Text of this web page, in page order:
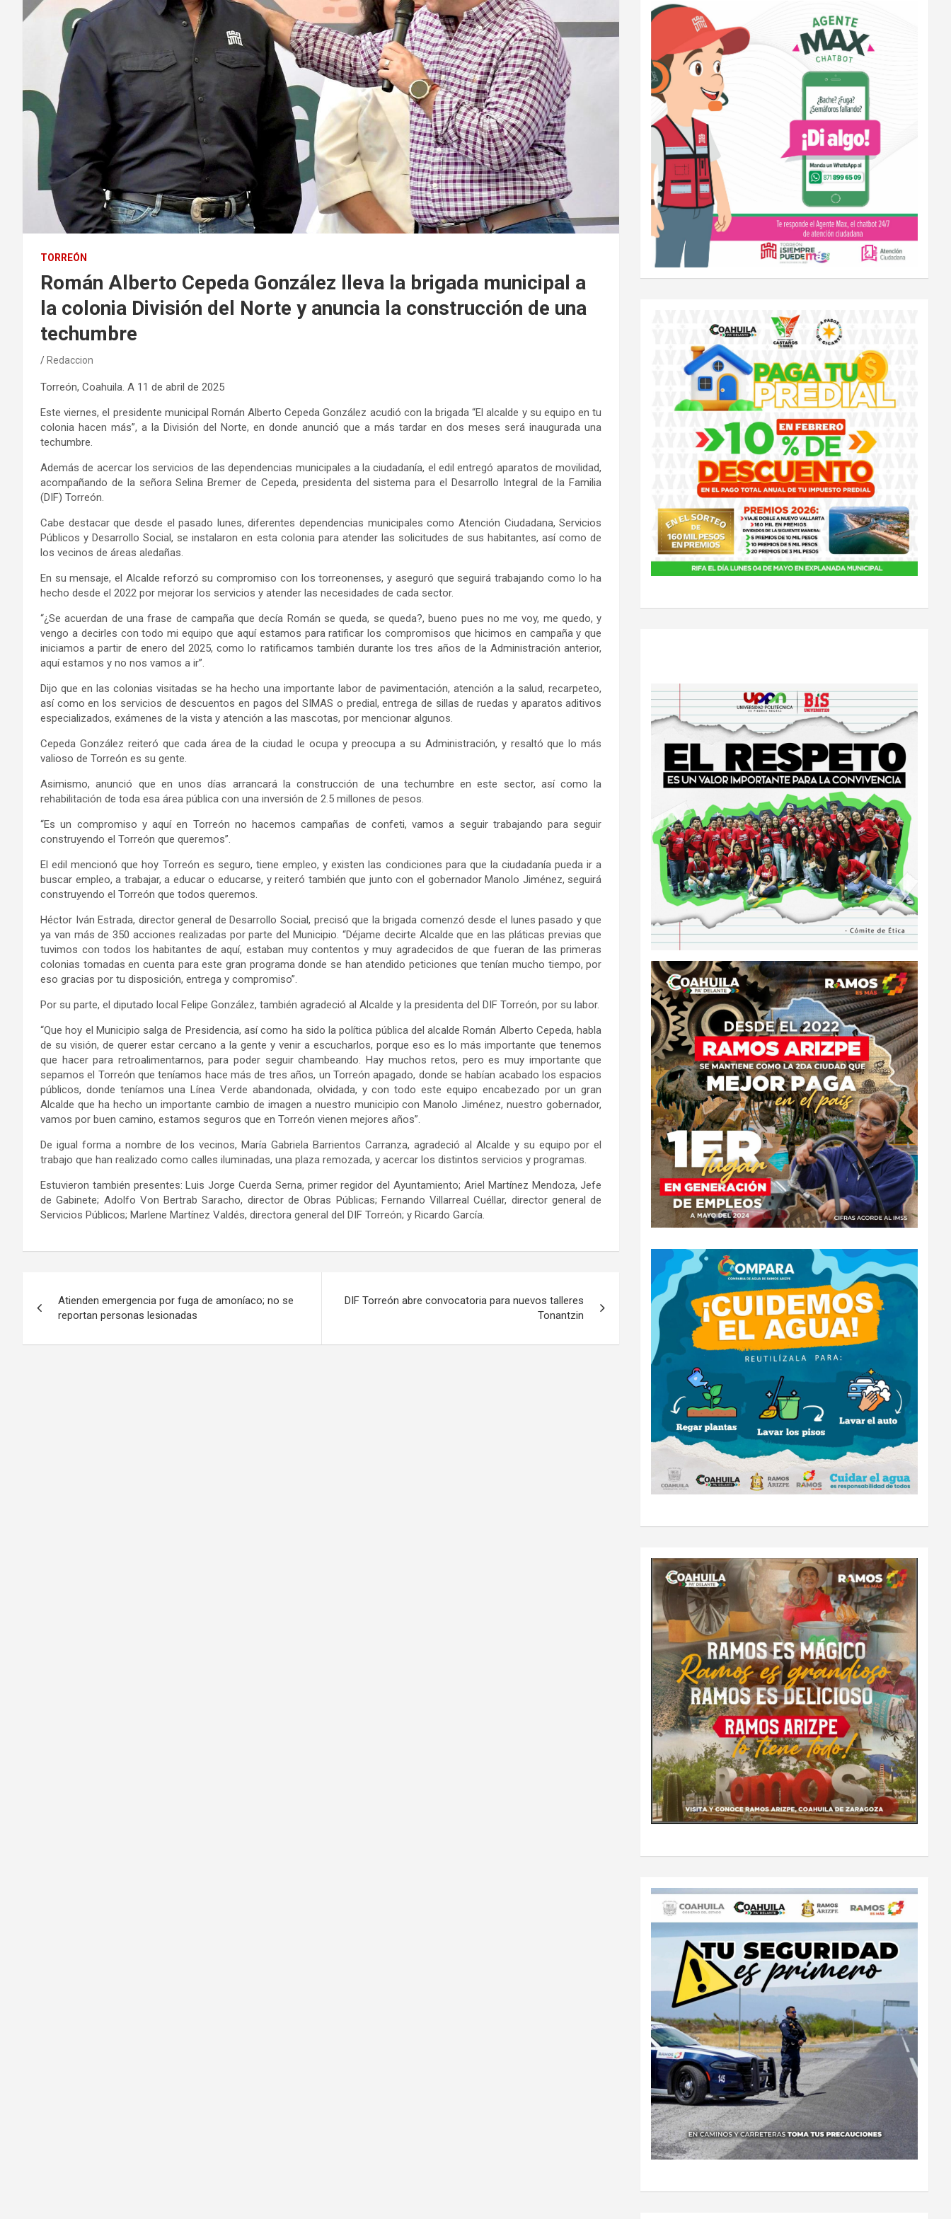
TORREÓN
Román Alberto Cepeda González lleva la brigada municipal a
la colonia División del Norte y anuncia la construcción de una
techumbre
Redaccion
Torreón, Coahuila. A 1 1 de abril de 2025
Este viernes, el presidente municipal Román Alberto Cepeda González acudió con la brigada “El alcalde y su equipo en tu
colonia hacen más”, a la División del Norte, en donde anunció que a más tardar en dos meses será inaugurada una
techumbre.
Además de acercar los servicios de las dependencias municipales a la ciudadanía, el edil entregó aparatos de movilidad,
acompañando de la señora Selina Bremer de Cepeda, presidenta del sistema para el Desarrollo Integral de la Familia
(DIF) Torreón.
Cabe destacarque desde el pasado lunes, diferentes dependencias municipales como Atención Ciudadana, Servicios
Públicos y Desarrollo Social, se instalaron en esta colonia para atender las solicitudes de sus habitantes, así como de
los vecinos de áreas aledañas.
En su mensaje, el Alcalde reforzó su compromiso con los torreonenses, y aseguró que seguirá trabajando como lo ha
hecho desde el 2022 por mejorar los servicios y atender las necesidades de cada sector.
“¿Se acuerdan de una frase de campaña que decía Román se queda, se queda?, bueno pues no me voy, me quedo, y
vengo a decirles con todo mi equipo que aquí estamos para ratificar los compromisos que hicimos en campaña y que
iniciamos a partir de enero del 2025, como lo ratificamos también durante los tres años de la Administración anterior,
aquí estamos y no nos vamos a ir”.
Dijo que en las colonias visitadas se ha hecho una importante labor de pavimentación, atención a la salud, recarpeteo,
así como en los servicios de descuentos en pagos del SIMAS o predial, entrega de sillas de ruedas y aparatos aditivos
especializados, exámenes de la vista y atención a las mascotas, por mencionar algunos.
Cepeda González reiteró que cada área de la ciudad le ocupa y preocupa a su Administración, y resaltó que lo más
valioso de Torreón es su gente.
Asimismo, anunció que en unos días arrancará la construcción de una techumbre en este sector, así como la
rehabilitación de toda esa área pública con una inversión de 2.5 millones de pesos.
“Es un compromiso y aquí en Torreón no hacemos campañas de confeti, vamos a seguir trabajando para seguir
construyendo el Torreón que queremos”.
El edil mencionó que hoy Torreón es seguro, tiene empleo, yexistenlas condiciones para que la ciudadanía pueda ir a
buscar empleo, a trabajar, a educar o educarse, y reiteró también que junto con el gobernador Manolo Jiménez, seguirá
construyendo el Torreón que todos queremos.
Héctor Iván Estrada, director general de Desarrollo Social, precisó que la brigada comenzó desde el lunes pasado y que
ya van más de 350 acciones realizadas por parte del Municipio. “Déjame decirte Alcalde que en las pláticas previas que
tuvimos con todos los habitantes de aquí, estaban muy contentos y muy agradecidos de que fueran de las primeras
colonias tomadas en cuenta para este gran programa donde se han atendido peticiones que tenían mucho tiempo, por
eso gracias por tu disposición, entrega y compromiso”.
Por su parte, el diputado local Felipe González, también agradeció al Alcalde y la presidenta del DIF Torreón, por su labor.
“Que hoy el Municipio salga de Presidencia, así como ha sido la política pública del alcalde Román Alberto Cepeda, habla
de su visión, de querer estar cercano a la gente y venir a escucharlos, porque eso es lo más importante que tenemos
que hacer para retroalimentarnos, para poder seguir chambeando. Hay muchos retos, pero es muy importante que
sepamos el Torreón que teníamos hace más de tres años, un Torreón apagado, donde se habían acabado los espacios
públicos, donde teníamos una Línea Verde abandonada, olvidada, y con todo este equipo encabezado por un gran
Alcalde que ha hecho un importante cambio de imagen a nuestro municipio con Manolo Jiménez, nuestro gobernador,
vamos por buen camino, estamos seguros que en Torreón vienen mejores años”.
De igual forma a nombre de los vecinos, María Gabriela Barrientos Carranza, agradeció al Alcalde y su equipo por el
trabajo que han realizado como calles iluminadas, una plaza remozada, y acercar los distintos servicios y programas.
Estuvieron también presentes: Luis Jorge Cuerda Serna, primer regidor del Ayuntamiento; Ariel Martínez Mendoza, Jefe
de Gabinete; Adolfo Von Bertrab Saracho, director de Obras Públicas; Fernando Villarreal Cuéllar, director general de
Servicios Públicos; Marlene Martínez Valdés, directora general del DIF Torreón; y Ricardo García.
de
entradas
Atienden emergencia por fuga de amoníaco; no se
reportan personas lesionadas
DIF Torreón abre convocatoria para nuevos talleres
Tonantzin